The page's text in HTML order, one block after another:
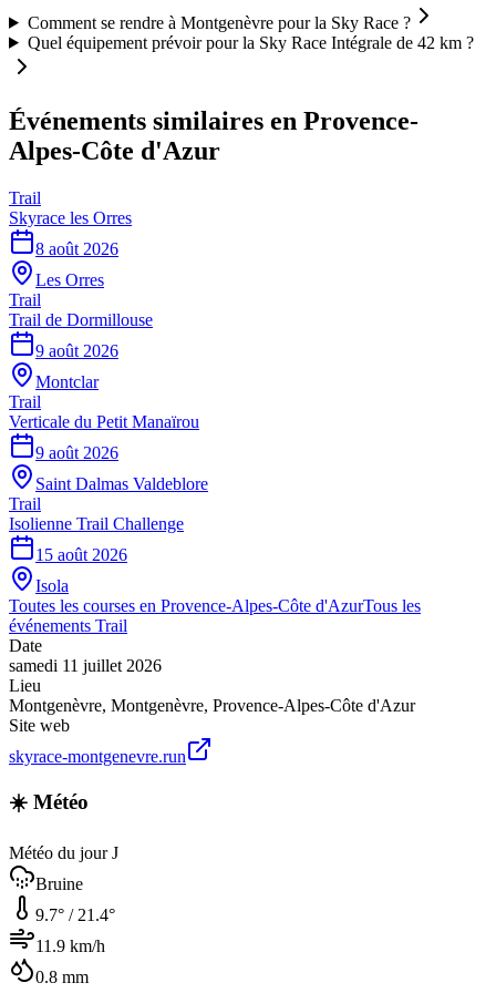
Comment se rendre à Montgenèvre pour la Sky Race ?
Quel équipement prévoir pour la Sky Race Intégrale de 42 km ?
Événements similaires en Provence-
Alpes-Côte d'Azur
Trail
Skyrace les Orres
8 août 2026
Les Orres
Trail
Trail de Dormillouse
9 août 2026
Montclar
Trail
Verticale du Petit Manaïrou
9 août 2026
Saint Dalmas Valdeblore
Trail
Isolienne Trail Challenge
15 août 2026
Isola
Toutes les courses en Provence-Alpes-Côte d'AzurTous les
événements Trail
Date
samedi 11 juillet 2026
Lieu
Montgenèvre, Montgenèvre, Provence-Alpes-Côte d'Azur
Site web
skyrace-montgenevre.run
☀️ Météo
Météo du jour J
Bruine
9.7° / 21.4°
11.9 km/h
0.8 mm